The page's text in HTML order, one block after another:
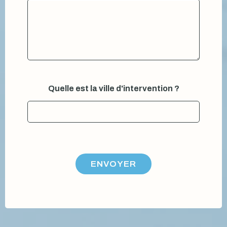
s
Quelle est la ville d'intervention ?
ENVOYER